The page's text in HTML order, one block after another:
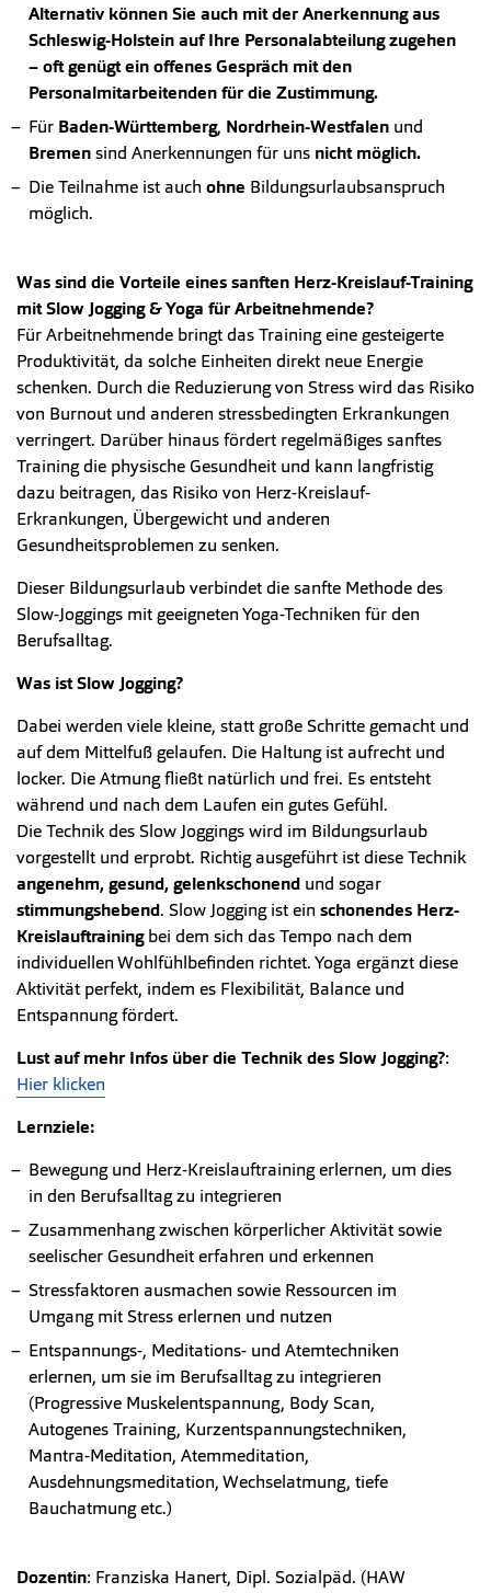
Alternativ können Sie auch mit der Anerkennung aus
Schleswig-Holstein auf Ihre Personalabteilung zugehen
– oft genügt ein offenes Gespräch mit den
Personalmitarbeitenden für die Zustimmung.
Für Baden-Württemberg, Nordrhein-Westfalen und
Bremensind Anerkennungen für uns nicht möglich.
Die Teilnahme ist auch ohne Bildungsurlaubsanspruch
möglich.
Was sind die Vorteile eines sanften Herz-Kreislauf-Training
mit Slow Jogging & Yoga für Arbeitnehmende?
Für Arbeitnehmende bringt das Training eine gesteigerte
Produktivität, da solche Einheiten direkt neue Energie
schenken. Durch die Reduzierung von Stress wird das Risiko
von Burnout und anderen stressbedingten Erkrankungen
verringert. Darüber hinaus fördert regelmäßiges sanftes
Training die physische Gesundheit und kann langfristig
dazu beitragen, das Risiko von Herz-Kreislauf-
Erkrankungen, Übergewicht und anderen
Gesundheitsproblemen zu senken.
Dieser Bildungsurlaub verbindet die sanfte Methode des
Slow-Joggings mit geeigneten Yoga-Techniken für den
Berufsalltag.
Was ist Slow Jogging?
Dabei werden viele kleine, statt große Schritte gemacht und
auf dem Mittelfuß gelaufen. Die Haltung ist aufrecht und
locker. Die Atmung fließt natürlich und frei. Es entsteht
während und nach dem Laufen ein gutes Gefühl.
Die Technik des Slow Joggings wird im Bildungsurlaub
vorgestellt und erprobt. Richtig ausgeführt ist diese Technik
angenehm, gesund, gelenkschonend und sogar
stimmungshebend. Slow Jogging ist ein schonendes Herz-
Kreislauftrainingbei dem sich das Tempo nach dem
individuellen Wohlfühlbefinden richtet. Yoga ergänzt diese
Aktivität perfekt, indem es Flexibilität, Balance und
Entspannung fördert.
Lust auf mehr Infos über die Technik des Slow Jogging?:
Hier klicken
Lernziele:
Bewegung und Herz-Kreislauftraining erlernen, um dies
in den Berufsalltag zu integrieren
Zusammenhang zwischen körperlicher Aktivität sowie
seelischer Gesundheit erfahren und erkennen
Stressfaktoren ausmachen sowie Ressourcen im
Umgang mit Stress erlernen und nutzen
Entspannungs-, Meditations- und Atemtechniken
erlernen, um sie im Berufsalltag zu integrieren
(Progressive Muskelentspannung, Body Scan,
Autogenes Training, Kurzentspannungstechniken,
Mantra-Meditation, Atemmeditation,
Ausdehnungsmeditation, Wechselatmung, tiefe
Bauchatmung etc.)
Dozentin: Franziska Hanert, Dipl. Sozialpäd. (HAW